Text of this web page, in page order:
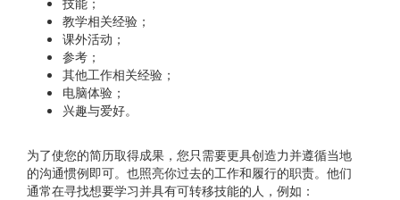
教学相关经验；
课外活动；
参考；
其他工作相关经验；
电脑体验；
兴趣与爱好。
为了使您的简历取得成果，您只需要更具创造力并遵循当地
的沟通惯例即可。也照亮你过去的工作和履行的职责。他们
通常在寻找想要学习并具有可转移技能的人，例如：